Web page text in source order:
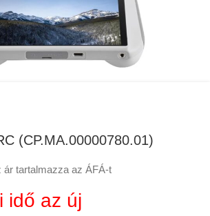
(CP.MA.00000780.01)
ár tartalmazza az ÁFÁ-t
idő az új